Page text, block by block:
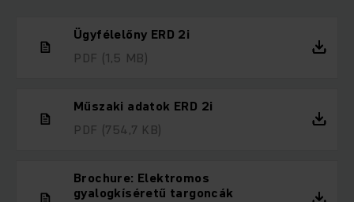
Ügyfélelőny ERD 2i
PDF (1,5 MB)
Műszaki adatok ERD 2i
PDF (754,7 KB)
Brochure: Elektromos
gyalogkíséretű targoncák